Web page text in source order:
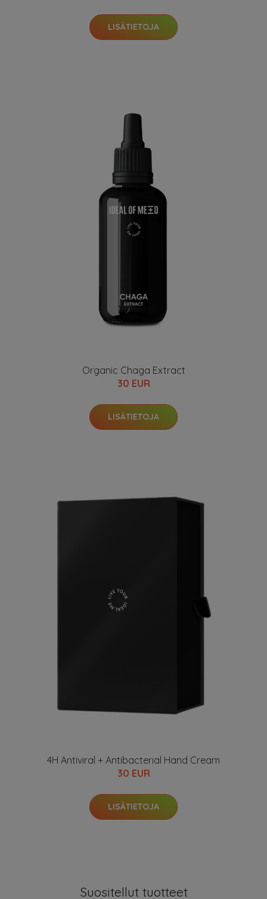
LISÄTIETOJA
Organic Chaga Extract
30 EUR
LISÄTIETOJA
4H Antiviral + Antibacterial Hand Cream
30 EUR
LISÄTIETOJA
Suositellut tuotteet